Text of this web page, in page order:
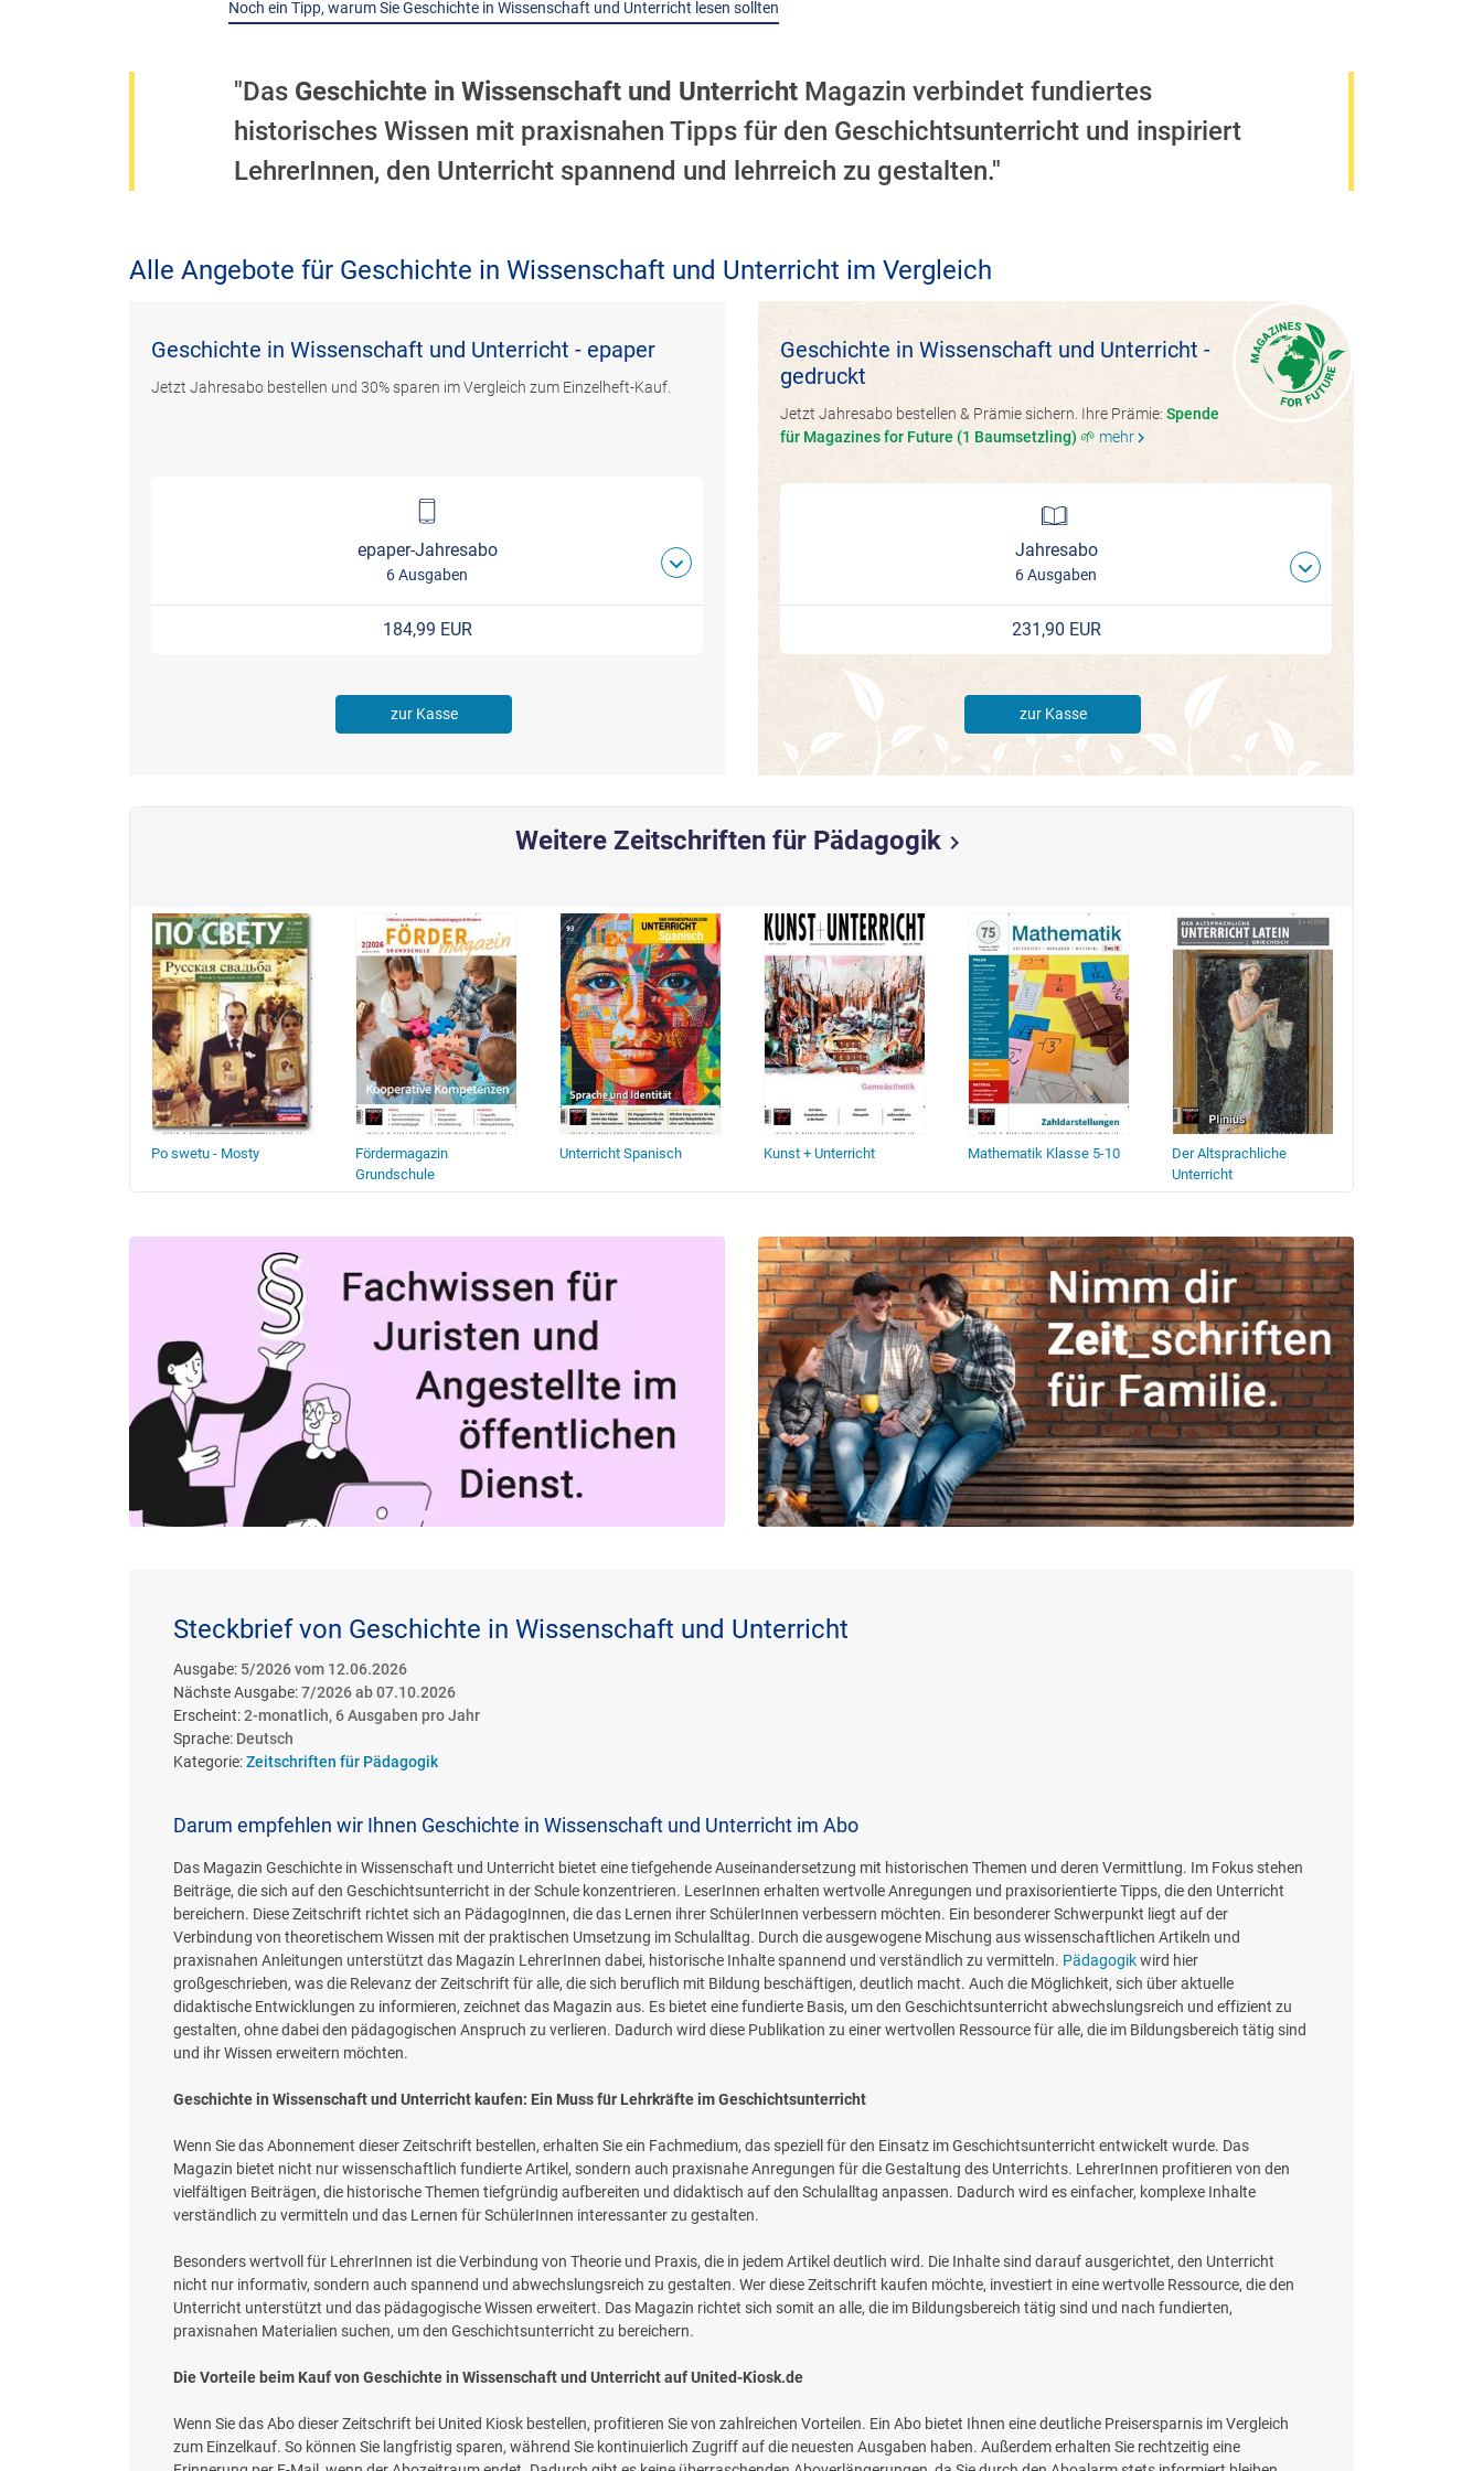
Noch ein Tipp, warum Sie Geschichte in Wissenschaft und Unterricht lesen sollten
"Das Geschichte in Wissenschaft und Unterricht Magazin verbindet fundiertes
historisches Wissen mit praxisnahen Tipps für den Geschichtsunterricht und inspiriert
LehrerInnen, den Unterricht spannend und lehrreich zu gestalten."
Alle Angebote für Geschichte in Wissenschaft und Unterricht im Vergleich
Geschichte in Wissenschaft und Unterricht - epaper
Jetzt Jahresabo bestellen und 30% sparen im Vergleich zum Einzelheft-Kauf.
epaper-Jahresabo
6 Ausgaben
184,99 EUR
zur Kasse
Geschichte in Wissenschaft und Unterricht -
gedruckt
Jetzt Jahresabo bestellen & Prämie sichern. Ihre Prämie: Spende
für Magazines for Future (1 Baumsetzling) 🌱 mehrchevron_right
Jahresabo
6 Ausgaben
231,90 EUR
zur Kasse
Weitere Zeitschriften für Pädagogik chevron_right
Po swetu - Mosty
Fördermagazin
Grundschule
Unterricht Spanisch Kunst + Unterricht Mathematik Klasse 5-10
Der Altsprachliche
Unterricht
Steckbrief von Geschichte in Wissenschaft und Unterricht
Ausgabe: 5/2026 vom 12.06.2026
Nächste Ausgabe:7/2026 ab 07.10.2026
Erscheint:2-monatlich, 6 Ausgaben pro Jahr
Sprache: Deutsch
Kategorie:Zeitschriften für Pädagogik
Darum empfehlen wir Ihnen Geschichte in Wissenschaft und Unterricht im Abo
Das Magazin Geschichte in Wissenschaft und Unterricht bietet eine tiefgehende Auseinandersetzung mit historischen Themen und deren Vermittlung. Im Fokus stehen
Beiträge, die sich auf den Geschichtsunterricht in der Schule konzentrieren. LeserInnen erhalten wertvolle Anregungen und praxisorientierte Tipps, die den Unterricht
bereichern. Diese Zeitschrift richtet sich an PädagogInnen, die das Lernen ihrer SchülerInnen verbessern möchten. Ein besonderer Schwerpunkt liegt auf der
Verbindung von theoretischem Wissen mit der praktischen Umsetzung im Schulalltag. Durch die ausgewogene Mischung aus wissenschaftlichen Artikeln und
praxisnahen Anleitungen unterstützt das Magazin LehrerInnen dabei, historische Inhalte spannend und verständlich zu vermitteln. Pädagogikwird hier
großgeschrieben, was die Relevanz der Zeitschrift für alle, die sich beruflich mit Bildung beschäftigen, deutlich macht. Auch die Möglichkeit, sich über aktuelle
didaktische Entwicklungen zu informieren, zeichnet das Magazin aus. Es bietet eine fundierte Basis, um den Geschichtsunterricht abwechslungsreich und effizient zu
gestalten, ohne dabei den pädagogischen Anspruch zu verlieren. Dadurch wird diese Publikation zu einer wertvollen Ressource für alle, die im Bildungsbereich tätig sind
und ihr Wissen erweitern möchten.
Geschichte in Wissenschaft und Unterricht kaufen: Ein Muss für Lehrkräfte im Geschichtsunterricht
Wenn Sie das Abonnement dieser Zeitschrift bestellen, erhalten Sie ein Fachmedium, das speziell für den Einsatz im Geschichtsunterricht entwickelt wurde. Das
Magazin bietet nicht nur wissenschaftlich fundierte Artikel, sondern auch praxisnahe Anregungen für die Gestaltung des Unterrichts. LehrerInnen profitieren von den
vielfältigen Beiträgen, die historische Themen tiefgründig aufbereiten und didaktisch auf den Schulalltag anpassen. Dadurch wird es einfacher, komplexe Inhalte
verständlich zu vermitteln und das Lernen für SchülerInnen interessanter zu gestalten.
Besonders wertvoll für LehrerInnen ist die Verbindung von Theorie und Praxis, die in jedem Artikel deutlich wird. Die Inhalte sind darauf ausgerichtet, den Unterricht
nicht nur informativ, sondern auch spannend und abwechslungsreich zu gestalten. Wer diese Zeitschrift kaufen möchte, investiert in eine wertvolle Ressource, die den
Unterricht unterstützt und das pädagogische Wissen erweitert. Das Magazin richtet sich somit an alle, die im Bildungsbereich tätig sind und nach fundierten,
praxisnahen Materialien suchen, um den Geschichtsunterricht zu bereichern.
Die Vorteile beim Kauf von Geschichte in Wissenschaft und Unterricht auf United-Kiosk.de
Wenn Sie das Abo dieser Zeitschrift bei United Kiosk bestellen, profitieren Sie von zahlreichen Vorteilen. Ein Abo bietet Ihnen eine deutliche Preisersparnis im Vergleich
zum Einzelkauf. So können Sie langfristig sparen, während Sie kontinuierlich Zugriff auf die neuesten Ausgaben haben. Außerdem erhalten Sie rechtzeitig eine